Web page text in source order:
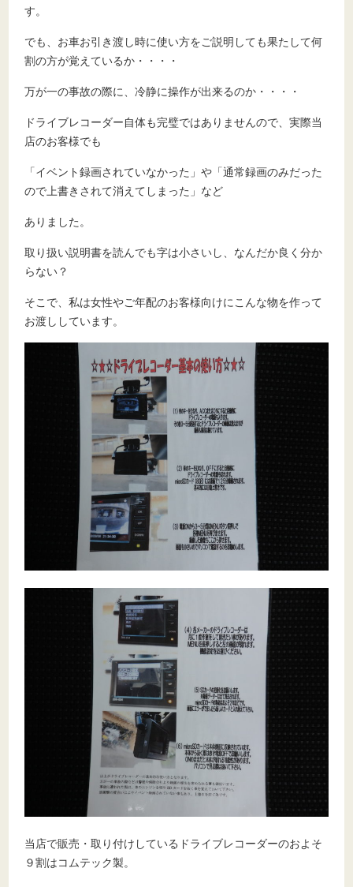
す。
でも、お車お引き渡し時に使い方をご説明しても果たして何
割の方が覚えているか・・・・
万が一の事故の際に、冷静に操作が出来るのか・・・・
ドライブレコーダー自体も完璧ではありませんので、実際当
店のお客様でも
「イベント録画されていなかった」や「通常録画のみだった
ので上書きされて消えてしまった」など
ありました。
取り扱い説明書を読んでも字は小さいし、なんだか良く分か
らない？
そこで、私は女性やご年配のお客様向けにこんな物を作って
お渡ししています。
当店で販売・取り付けしているドライブレコーダーのおよそ
９割はコムテック製。